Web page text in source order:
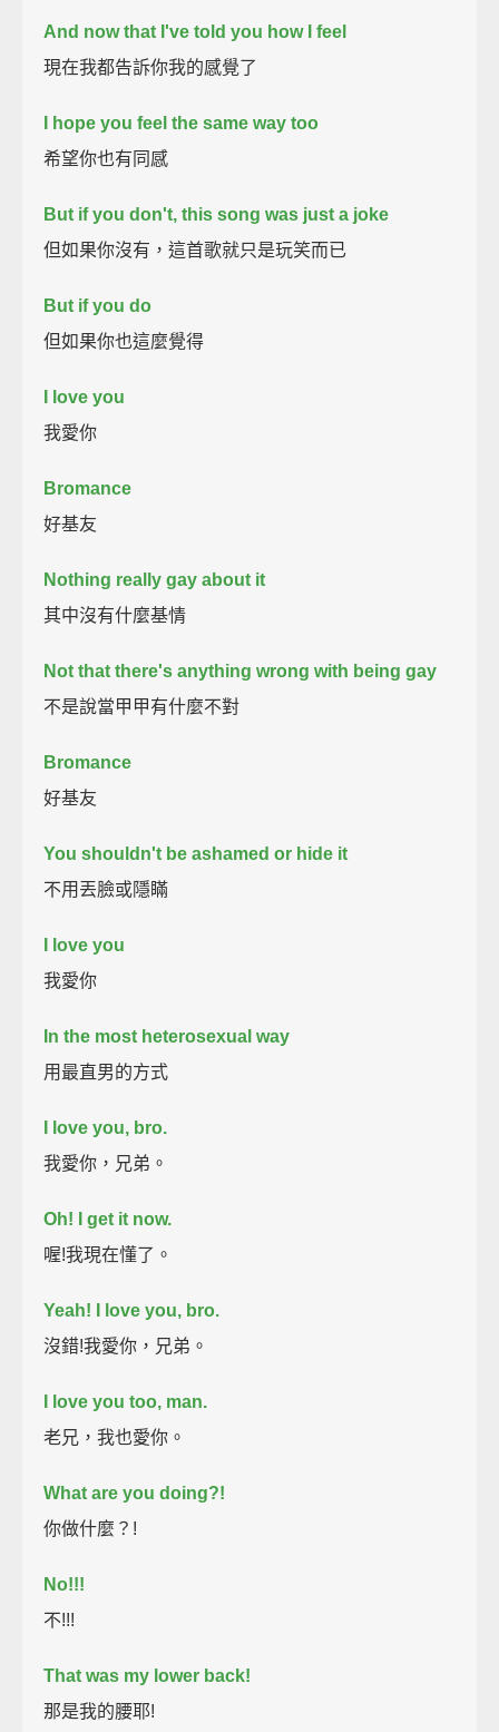
And now that I've told you how I feel
現在我都告訴你我的感覺了
I hope you feel the same way too
希望你也有同感
But if you don't, this song was just a joke
但如果你沒有，這首歌就只是玩笑而已
But if you do
但如果你也這麼覺得
I love you
我愛你
Bromance
好基友
Nothing really gay about it
其中沒有什麼基情
Not that there's anything wrong with being gay
不是說當甲甲有什麼不對
Bromance
好基友
You shouldn't be ashamed or hide it
不用丟臉或隱瞞
I love you
我愛你
In the most heterosexual way
用最直男的方式
I love you, bro.
我愛你，兄弟。
Oh! I get it now.
喔!我現在懂了。
Yeah! I love you, bro.
沒錯!我愛你，兄弟。
I love you too, man.
老兄，我也愛你。
What are you doing?!
你做什麼？!
No!!!
不!!!
That was my lower back!
那是我的腰耶!